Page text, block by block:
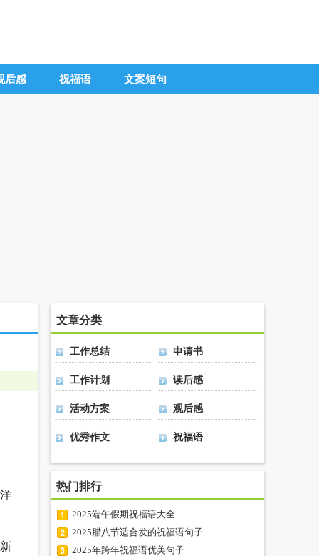
后感 祝福语 文案短句
文章分类
工作总结 申请书
工作计划 读后感
活动方案 观后感
优秀作文 祝福语
热门排行
2025端午假期祝福语大全
2025腊八节适合发的祝福语句子
2025年跨年祝福语优美句子